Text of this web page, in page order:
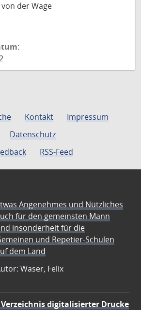
der Wage
Kontakt
Impressum
Datenschutz
RSS-Feed
Angenehmes und Nützliches
für den gemeinsten Mann
insonderheit für die
und Repetier-Schulen
dem Land
Waser, Felix
Verzeichnis digitalisierter Drucke